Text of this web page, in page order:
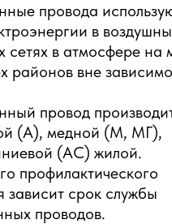
провода
в
сетях в атмосфере на
районов вне
провод
(А), медной (М, МГ),
(АС) жилой.
профилактического
зависит срок службы
проводов.